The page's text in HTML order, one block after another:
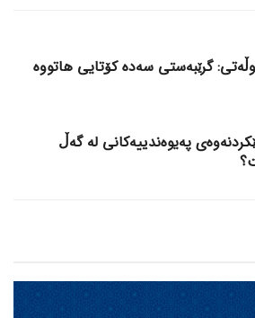
گرێبەستی سەدە کۆتایی هاتووە
پەیوەندییەکانی لە گەڵ